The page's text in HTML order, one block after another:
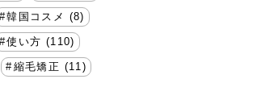
韓国コスメ (8)
使い方 (110)
縮毛矯正 (11)